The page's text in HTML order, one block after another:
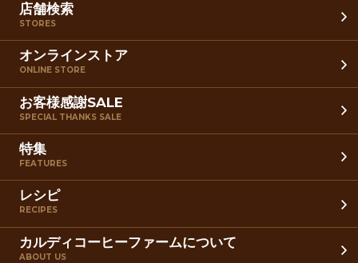
店舗検索
STORES
オンラインストア
ONLINE STORE
お客様感謝SALE
SPECIAL THANKS SALE
特集
FEATURES
レシピ
RECIPES
カルディコーヒーファームについて
ABOUT US